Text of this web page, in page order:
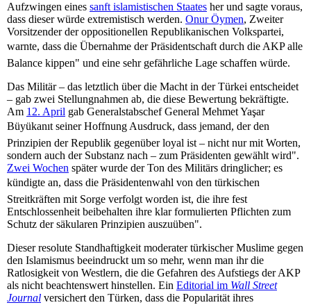
Aufzwingen eines sanft islamistischen Staates her und sagte voraus,
dass dieser würde extremistisch werden. Onur Öymen, Zweiter
Vorsitzender der oppositionellen Republikanischen Volkspartei,
warnte, dass die Übernahme der Präsidentschaft durch die AKP alle
Balance kippen" und eine sehr gefährliche Lage schaffen würde.
Das Militär – das letztlich über die Macht in der Türkei entscheidet
– gab zwei Stellungnahmen ab, die diese Bewertung bekräftigte.
Am 12. April gab Generalstabschef General Mehmet Yaşar
Büyükanıt seiner Hoffnung Ausdruck, dass jemand, der den
Prinzipien der Republik gegenüber loyal ist – nicht nur mit Worten,
sondern auch der Substanz nach – zum Präsidenten gewählt wird".
Zwei Wochen später wurde der Ton des Militärs dringlicher; es
kündigte an, dass die Präsidentenwahl von den türkischen
Streitkräften mit Sorge verfolgt worden ist, die ihre fest
Entschlossenheit beibehalten ihre klar formulierten Pflichten zum
Schutz der säkularen Prinzipien auszuüben".
Dieser resolute Standhaftigkeit moderater türkischer Muslime gegen
den Islamismus beeindruckt um so mehr, wenn man ihr die
Ratlosigkeit von Westlern, die die Gefahren des Aufstiegs der AKP
als nicht beachtenswert hinstellen. Ein Editorial im Wall Street
Journal versichert den Türken, dass die Popularität ihres